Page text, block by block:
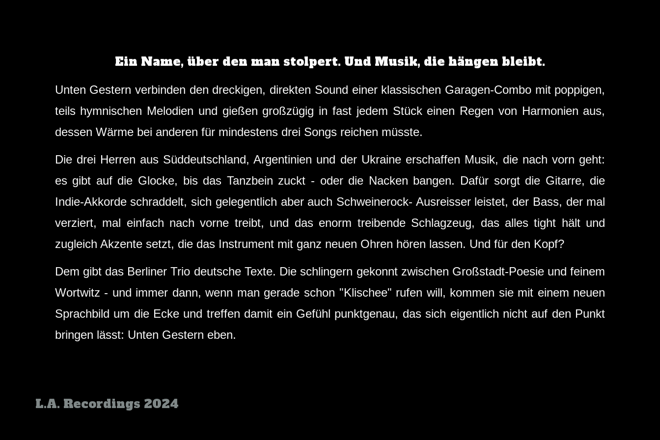
Ein Name, über den man stolpert. Und Musik, die hängen bleibt.
Unten Gestern verbinden den dreckigen, direkten Sound einer klassischen Garagen-Combo mit poppigen,
teils hymnischen Melodien und gießen großzügig in fast jedem Stück einen Regen von Harmonien aus,
dessen Wärme bei anderen für mindestens drei Songs reichen müsste.
Die drei Herren aus Süddeutschland, Argentinien und der Ukraine erschaffen Musik, die nach vorn geht:
es gibt auf die Glocke, bis das Tanzbein zuckt - oder die Nacken bangen. Dafür sorgt die Gitarre, die
Indie-Akkorde schraddelt, sich gelegentlich aber auch Schweinerock- Ausreisser leistet, der Bass, der mal
verziert, mal einfach nach vorne treibt, und das enorm treibende Schlagzeug, das alles tight hält und
zugleich Akzente setzt, die das Instrument mit ganz neuen Ohren hören lassen. Und für den Kopf?
Dem gibt das Berliner Trio deutsche Texte. Die schlingern gekonnt zwischen Großstadt-Poesie und feinem
Wortwitz - und immer dann, wenn man gerade schon "Klischee" rufen will, kommen sie mit einem neuen
Sprachbild um die Ecke und treffen damit ein Gefühl punktgenau, das sich eigentlich nicht auf den Punkt
bringen lässt: Unten Gestern eben.
L.A. Recordings 2024